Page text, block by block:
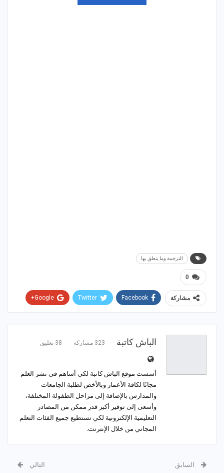
الترجمة وما يتعلق بها
0
مشاركة Facebook
Twitter
Google+
الباش كاتبة 323 مشاركة 38 تعليق
أسست موقع الباش كاتبة لكي أساهم في نشر العلم
مجانًا لكافة الأعمار وبالأخص لطلبة الجامعات
والمدارس بالإضافة إلى مراحل الطفولة المختلفة،
وأسعى إلى توفير أكبر قدر ممكن من المصادر
التعليمية الإلكترونية لكي تستطيع جميع الفئات التعلم
المجاني من خلال الإنترنت.
السابق التالي